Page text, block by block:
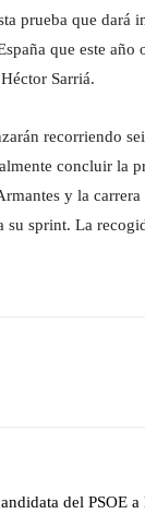
prueba que dará
que este
Sarriá.
recorriendo
concluir la
y la
su sprint. La
del PSOE a